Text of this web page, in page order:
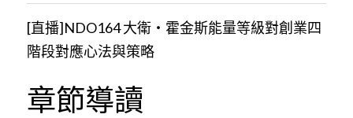
最新消息
創業商城
POWERED BY
[直播]NDO164 大衛・霍金斯能量等級對創業四
階段對應心法與策略
章節導讀